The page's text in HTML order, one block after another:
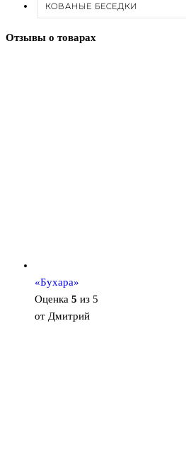
КОВАНЫЕ БЕСЕДКИ
Отзывы о товарах
«Бухара»
Оценка 5 из 5
от Дмитрий